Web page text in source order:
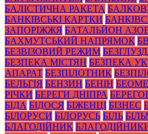
БАЛІСТИЧНА РАКЕТА
БАНКІВСЬКІ КАРТКИ
ЗАПОРІЖЖЯ БАТАЛЬЙОН
БАХМУТСЬКИЙ НАПРЯМОК
БЕЗВІЗОВИЙ РЕЖИМ
БЕЗПЕКА МІСТЯН БЕЗПЕКА
АПАРАТ БЕЗПІЛОТНИК
БЕЛЬГІЯ БЕНЗИН БЕНІН
РІЧКИ БЕРЕГИ ДНІПРА
БІДА БІДОСЯ БІЖЕНЦІ БІЗНЕС
БІЛОРУСИ БІЛОРУСЬ БІЛЬ
БЛАГОДІЙНИК